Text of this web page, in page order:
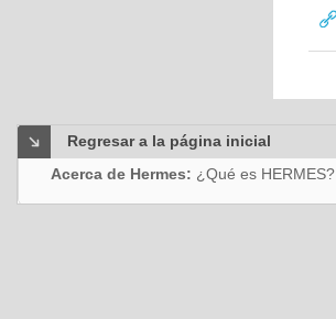
Regresar a la página inicial
Acerca de Hermes: ¿Qué es HERMES?